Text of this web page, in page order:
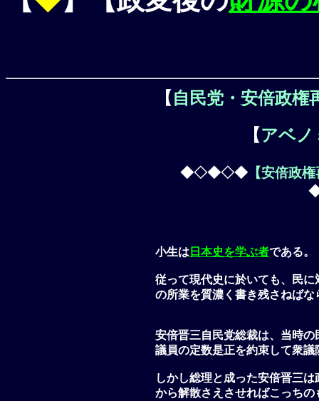
【 自民党・安倍政権
【アベノ
◆◇◆◇◆【安倍政
小生は 日本史を学ぶ者である。
従って現代史に於いても、民
の所業を質濃く書き残さねばな
安倍晋三自民党総裁は、当時
議員の定数是正を約束して衆
しかし総理と成った安倍晋三
から解散さえさせればこっち